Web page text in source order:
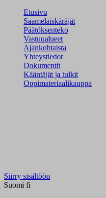
Etusivu
Saamelaiskäräjät
Päätöksenteko
Vastuualueet
Ajankohtaista
Yhteystiedot
Dokumentit
Kääntäjät ja tulkit
Oppimateriaalikauppa
Siirry sisältöön
Suomi fi